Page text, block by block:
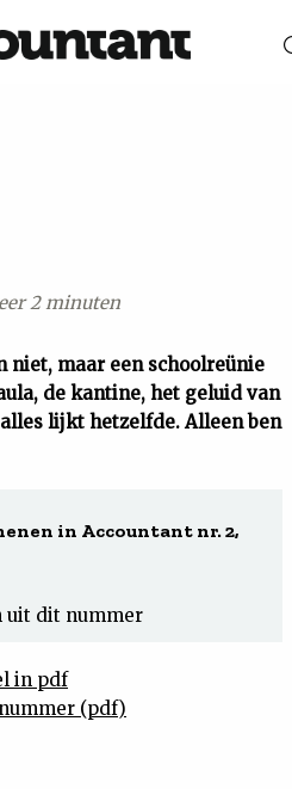
2 minuten
niet, maar een schoolreünie
de kantine, het geluid van
lijkt hetzelfde. Alleen ben
in Accountant nr. 2,
uit dit nummer
in pdf
(pdf)